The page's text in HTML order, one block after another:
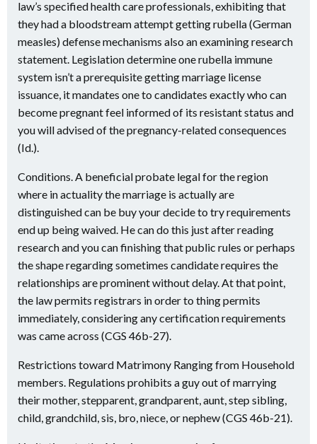
law’s specified health care professionals, exhibiting that
they had a bloodstream attempt getting rubella (German
measles) defense mechanisms also an examining research
statement. Legislation determine one rubella immune
system isn’t a prerequisite getting marriage license
issuance, it mandates one to candidates exactly who can
become pregnant feel informed of its resistant status and
you will advised of the pregnancy-related consequences
(Id.).
Conditions. A beneficial probate legal for the region
where in actuality the marriage is actually are
distinguished can be buy your decide to try requirements
end up being waived. He can do this just after reading
research and you can finishing that public rules or perhaps
the shape regarding sometimes candidate requires the
relationships are prominent without delay. At that point,
the law permits registrars in order to thing permits
immediately, considering any certification requirements
was came across (CGS 46b-27).
Restrictions toward Matrimony Ranging from Household
members. Regulations prohibits a guy out of marrying
their mother, stepparent, grandparent, aunt, step sibling,
child, grandchild, sis, bro, niece, or nephew (CGS 46b-21).